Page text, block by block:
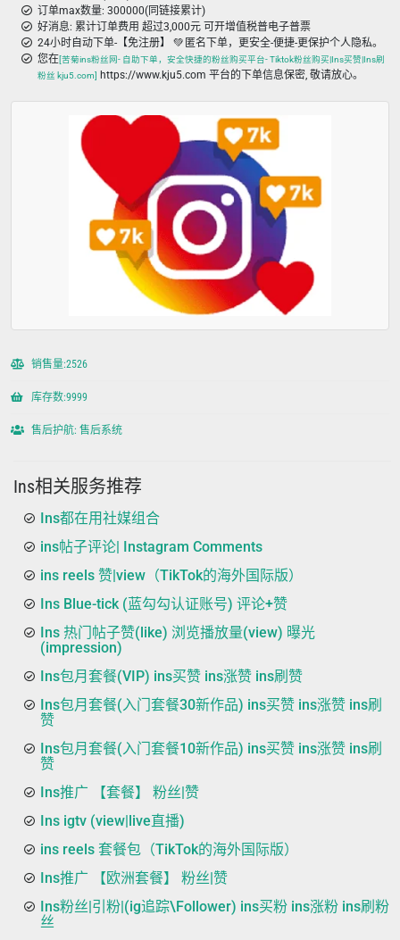
订单max数量: 300000(同链接累计)
好消息: 累计订单费用 超过3,000元 可开增值税普电子普票
24小时自动下单-【免注册】 💚 匿名下单，更安全-便捷-更保护个人隐私。
您在[苦菊ins粉丝网- 自助下单，安全快捷的粉丝购买平台- Tiktok粉丝购买|Ins买赞|Ins刷
粉丝 kju5.com]
https://www.kju5.com 平台的下单信息保密, 敬请放心。
销售量:2526
库存数:9999
售后护航: 售后系统
Ins相关服务推荐
Ins都在用社媒组合
ins帖子评论| Instagram Comments
ins reels 赞|view（TikTok的海外国际版）
Ins Blue-tick (蓝勾勾认证账号) 评论+赞
Ins 热门帖子赞(like) 浏览播放量(view) 曝光
(impression)
Ins包月套餐(VIP) ins买赞 ins涨赞 ins刷赞
Ins包月套餐(入门套餐30新作品) ins买赞 ins涨赞 ins刷
赞
Ins包月套餐(入门套餐10新作品) ins买赞 ins涨赞 ins刷
赞
Ins推广 【套餐】 粉丝|赞
Ins igtv (view|live直播)
ins reels 套餐包（TikTok的海外国际版）
Ins推广 【欧洲套餐】 粉丝|赞
Ins粉丝|引粉|(ig追踪\Follower) ins买粉 ins涨粉 ins刷粉
丝